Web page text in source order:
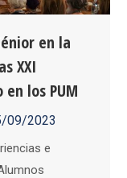
en la
XXI
los PUM
09/2023
e